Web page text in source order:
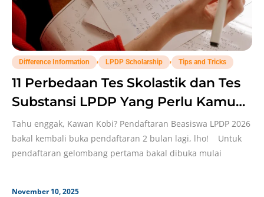
Difference Information LPDP Scholarship Tips and Tricks
11 Perbedaan Tes Skolastik dan Tes
Substansi LPDP Yang Perlu Kamu
Perhatikan!
Tahu enggak, Kawan Kobi? Pendaftaran Beasiswa LPDP 2026
bakal kembali buka pendaftaran 2 bulan lagi, lho! Untuk
pendaftaran gelombang pertama bakal dibuka mulai
November 10, 2025